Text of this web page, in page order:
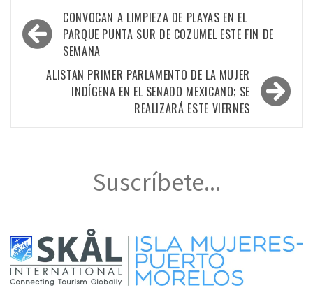
Navegación
de
entradas
CONVOCAN A LIMPIEZA DE PLAYAS EN EL
PARQUE PUNTA SUR DE COZUMEL ESTE FIN DE
SEMANA
ALISTAN PRIMER PARLAMENTO DE LA MUJER
INDÍGENA EN EL SENADO MEXICANO; SE
REALIZARÁ ESTE VIERNES
Suscríbete...